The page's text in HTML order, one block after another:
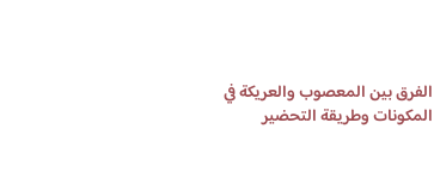
الفرق بين المعصوب والعريكة في
المكونات وطريقة التحضير